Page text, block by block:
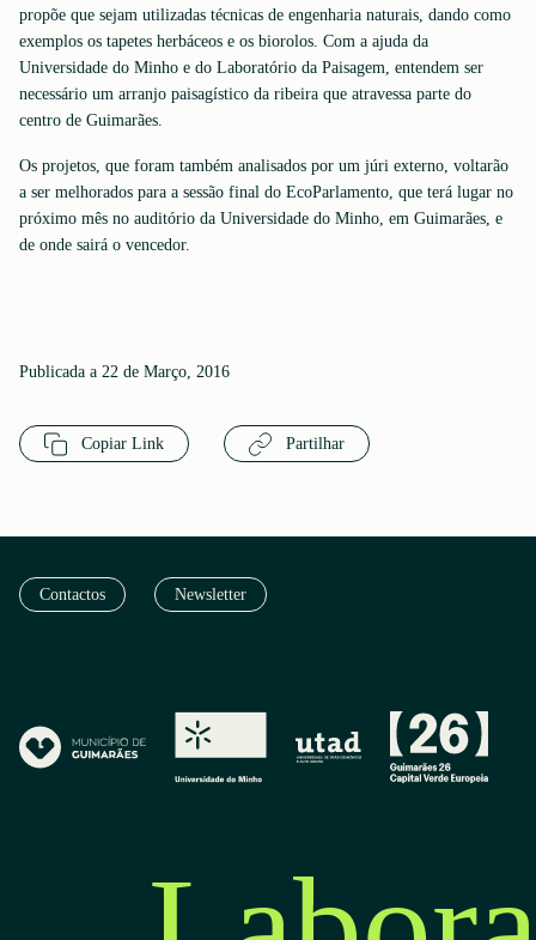
propõe que sejam utilizadas técnicas de engenharia naturais, dando como
exemplos os tapetes herbáceos e os biorolos. Com a ajuda da
Universidade do Minho e do Laboratório da Paisagem, entendem ser
necessário um arranjo paisagístico da ribeira que atravessa parte do
centro de Guimarães.
Os projetos, que foram também analisados por um júri externo, voltarão
a ser melhorados para a sessão final do EcoParlamento, que terá lugar no
próximo mês no auditório da Universidade do Minho, em Guimarães, e
de onde sairá o vencedor.
Publicada a 22 de Março, 2016
Copiar Link Partilhar
Contactos Newsletter